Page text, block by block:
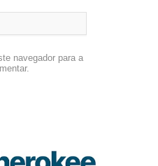
navegador para a